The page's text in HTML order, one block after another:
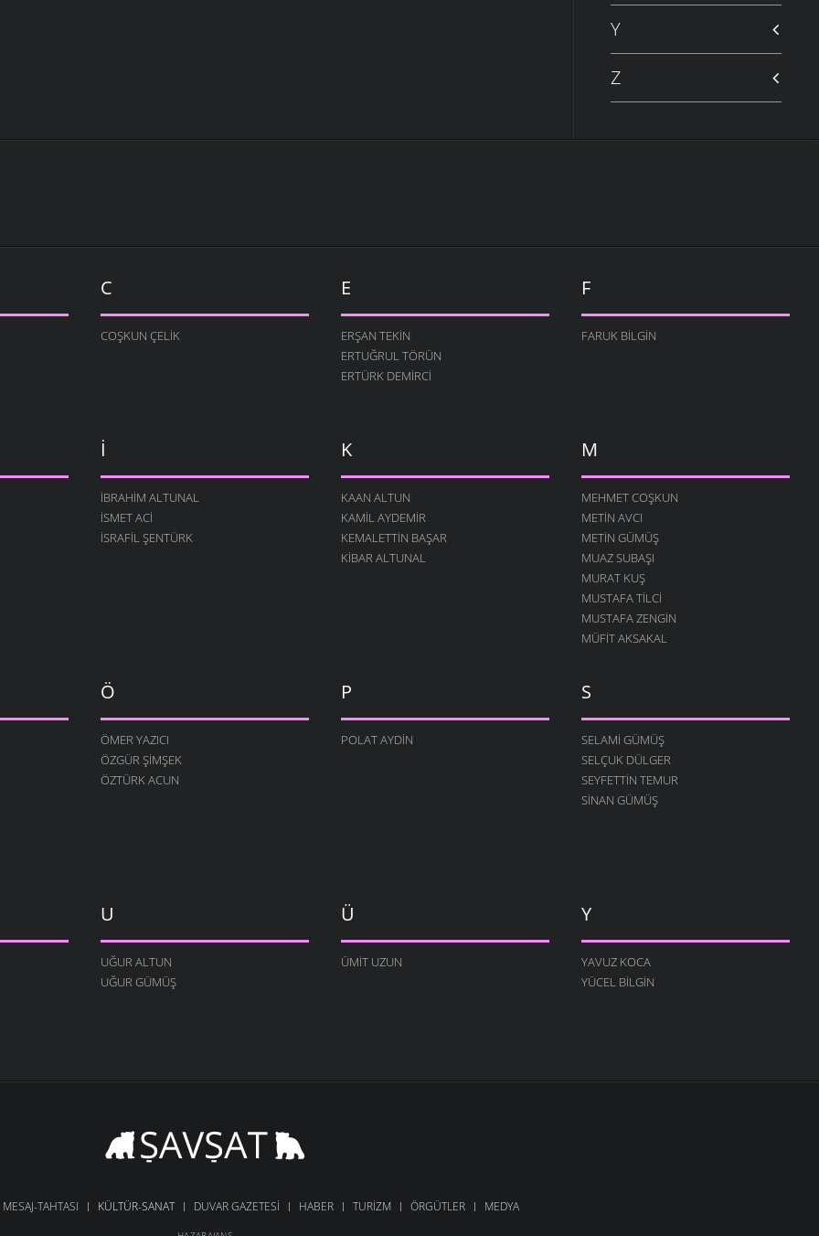
Y
Z
C
COŞKUN ÇELIK
E
ERŞAN TEKIN
ERTUĞRUL TÖRÜN
ERTÜRK DEMIRCI
F
FARUK BILGIN
İ
İBRAHIM ALTUNAL
İSMET ACI
İSRAFIL ŞENTÜRK
K
KAAN ALTUN
KAMIL AYDEMIR
KEMALETTIN BAŞAR
KIBAR ALTUNAL
M
MEHMET COŞKUN
METIN AVCI
METIN GÜMÜŞ
MUAZ SUBAŞI
MURAT KUŞ
MUSTAFA TILCI
MUSTAFA ZENGIN
MÜFIT AKSAKAL
Ö
ÖMER YAZICI
ÖZGÜR ŞIMŞEK
ÖZTÜRK ACUN
P
POLAT AYDIN
S
SELAMI GÜMÜŞ
SELÇUK DÜLGER
SEYFETTIN TEMUR
SINAN GÜMÜŞ
U
UĞUR ALTUN
UĞUR GÜMÜŞ
Ü
ÜMIT UZUN
Y
YAVUZ KOCA
YÜCEL BILGIN
MESAJ-TAHTASI KÜLTÜR-SANAT DUVAR GAZETESI HABER TURIZM ÖRGÜTLER MEDYA